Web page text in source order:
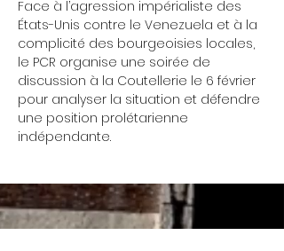
Face à l’agression impérialiste des
États-Unis contre le Venezuela et à la
complicité des bourgeoisies locales,
le PCR organise une soirée de
discussion à la Coutellerie le 6 février
pour analyser la situation et défendre
une position prolétarienne
indépendante.